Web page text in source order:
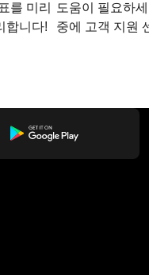
를 미리
합니다!
도움이 필요하
중에 고객 지원